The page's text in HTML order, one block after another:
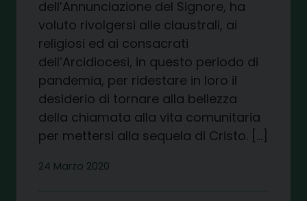
dell’Annunciazione del Signore, ha
voluto rivolgersi alle claustrali, ai
religiosi ed ai consacrati
dell’Arcidiocesi, in questo periodo di
pandemia, per ridestare in loro il
desiderio di tornare alla bellezza
della chiamata alla vita comunitaria
per mettersi alla sequela di Cristo. […]
24 Marzo 2020